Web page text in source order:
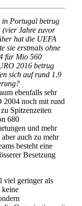
in Portugal betrug
Jahre zuvor
hat die UEFA
sie erstmals ohne
für Mio 560
2016 betrug
sich auf rund 1.9
ebenfalls sehr
2004 noch mit rund
Spitzenzeiten
680
und mehr
auch zu mehr
besteht eine
Besetzung
viel geringer als
keine